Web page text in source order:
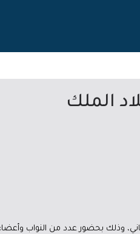
الملك
وذلك بحضور عدد من النواب